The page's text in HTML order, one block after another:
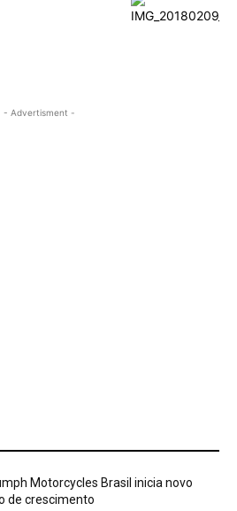
- Advertisment -
Motorcycles Brasil inicia novo
de crescimento